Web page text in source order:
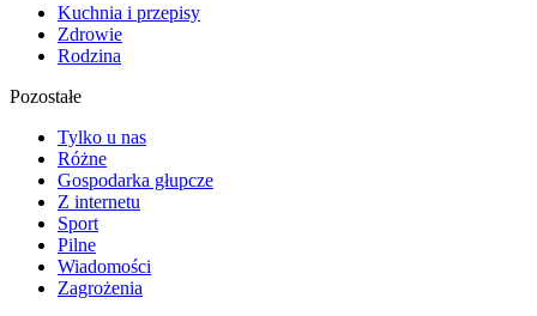
Kuchnia i przepisy
Zdrowie
Rodzina
Pozostałe
Tylko u nas
Różne
Gospodarka głupcze
Z internetu
Sport
Pilne
Wiadomości
Zagrożenia